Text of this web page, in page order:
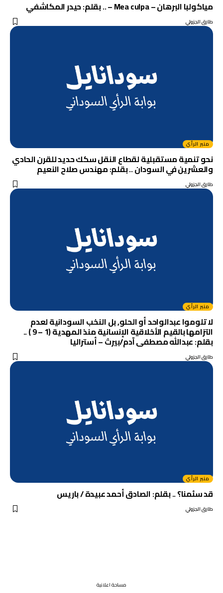
مياكولبا البرهان – Mea culpa – .. بقلم: حيدر المكاشفي
طارق الجزولي
منبر الرأي
نحو تنمية مستقبلية لقطاع النقل سكك حديد للقرن الحادي
والعشرين في السودان .. بقلم: مهندس صلاح النعيم
طارق الجزولي
منبر الرأي
لا تلوموا عبدالواحد أو الحلو, بل النخب السودانية لعدم
التزامها بالقيم الأخلاقية الإنسانية منذ المهدية (1 – 9 ) ..
بقلم: عبدالله مصطفى آدم/بيرث – أستراليا
طارق الجزولي
منبر الرأي
قد سئمنا؟ .. بقلم: الصادق أحمد عبيدة / باريس
طارق الجزولي
مساحة اعلانية